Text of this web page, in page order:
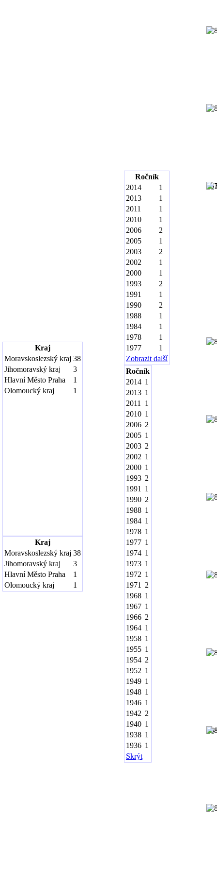
Kraj
Moravskoslezský kraj 38
Jihomoravský kraj
3
Hlavní Město Praha
1
Olomoucký kraj
1
Kraj
Moravskoslezský kraj 38
Jihomoravský kraj
3
Hlavní Město Praha
1
Olomoucký kraj
1
Ročník
2014
1
2013
1
2011
1
2010
1
2006
2
2005
1
2003
2
2002
1
2000
1
1993
2
1991
1
1990
2
1988
1
1984
1
1978
1
1977
1
Zobrazit další
Ročník
2014 1
2013 1
2011
1
2010 1
2006 2
2005 1
2003 2
2002 1
2000 1
1993 2
1991
1
1990 2
1988 1
1984 1
1978 1
1977 1
1974 1
1973 1
1972 1
1971
2
1968 1
1967 1
1966 2
1964 1
1958 1
1955 1
1954 2
1952 1
1949 1
1948 1
1946 1
1942 2
1940 1
1938 1
1936 1
Skrýt